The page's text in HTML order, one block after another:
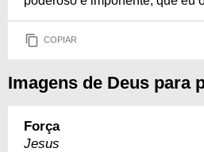
COPIAR
Imagens de Deus para
Força
Jesus